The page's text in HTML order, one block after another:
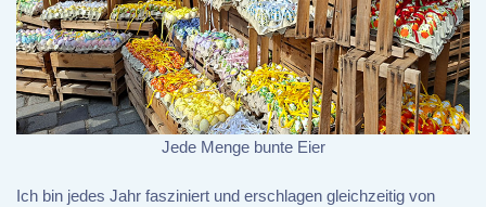
Jede Menge bunte Eier
Ich bin jedes Jahr fasziniert und erschlagen gleichzeitig von